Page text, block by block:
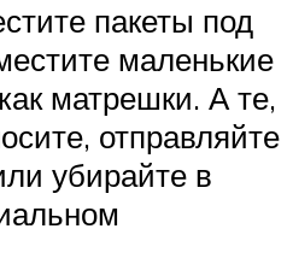
пакеты под
маленькие
матрешки. А те,
отправляйте
убирайте в